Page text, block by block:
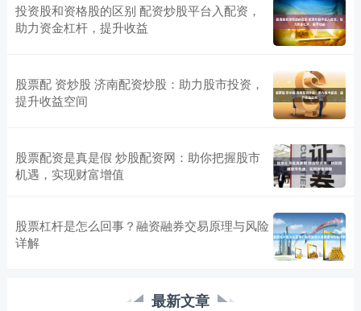
投资股和资格股的区别 配资炒股平台入配资，
助力资金杠杆，提升收益
股票配 资炒股 济南配资炒股：助力股市投资，
提升收益空间
股票配资是真是假 炒股配资网：助你把握股市
机遇，实现财富增值
股票杠杆是怎么回事？融资融券交易原理与风险
详解
最新文章